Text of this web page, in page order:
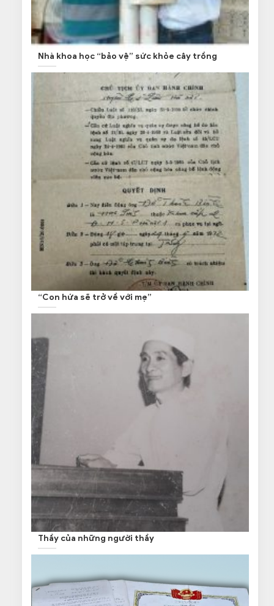
Nhà khoa học “bảo vệ” sức khỏe cây trồng
“Con hứa sẽ trở về với mẹ”
Thầy của những người thầy